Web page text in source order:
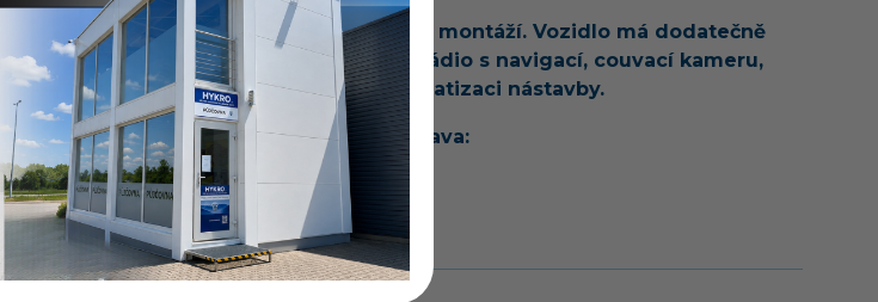
Fotografie před montáží. Vozidlo má dodatečně
namontované rádio s navigací, couvací kameru,
držák kol a klimatizaci nástavby.
Standardní výbava:
Přední…
Více o vozu